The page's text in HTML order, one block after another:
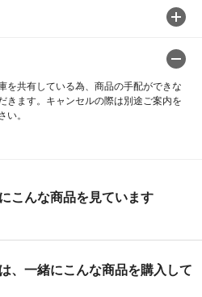
共有している為、商品の手配ができな
きます。キャンセルの際は別途ご案内を
い。
こんな商品を見ています
、一緒にこんな商品を購入して